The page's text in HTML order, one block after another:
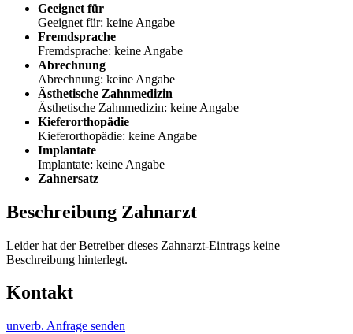
Geeignet für
Geeignet für: keine Angabe
Fremdsprache
Fremdsprache: keine Angabe
Abrechnung
Abrechnung: keine Angabe
Ästhetische Zahnmedizin
Ästhetische Zahnmedizin: keine Angabe
Kieferorthopädie
Kieferorthopädie: keine Angabe
Implantate
Implantate: keine Angabe
Zahnersatz
Beschreibung Zahnarzt
Leider hat der Betreiber dieses Zahnarzt-Eintrags keine
Beschreibung hinterlegt.
Kontakt
unverb. Anfrage senden